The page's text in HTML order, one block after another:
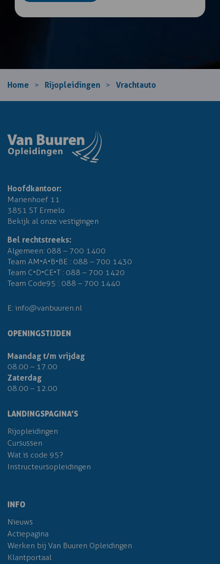
Home > Rijopleidingen > Vrachtauto
Hoofdkantoor:
Marienhoef 11
3851 ST Ermelo
Bekijk al onze vestigingen
Bel rechtstreeks:
Algemeen: 088 – 700 1400
Team AM•A•B•BE : 088 – 700 1430
Team C•D•CE•T : 088 – 700 1420
Team Code95 : 088 – 700 1440
E: info@vanbuuren.nl
OPENINGSTIJDEN
Maandag t/m vrijdag
08.00 – 17.00
Zaterdag
08.00 – 12.00
LANDINGSPAGINA’S
Rijopleidingen
Cursussen
Wat is code 95?
Instructeursopleidingen
INFO
Nieuws
Actiepagina
Werken bij Van Buuren Opleidingen
Klantportaal